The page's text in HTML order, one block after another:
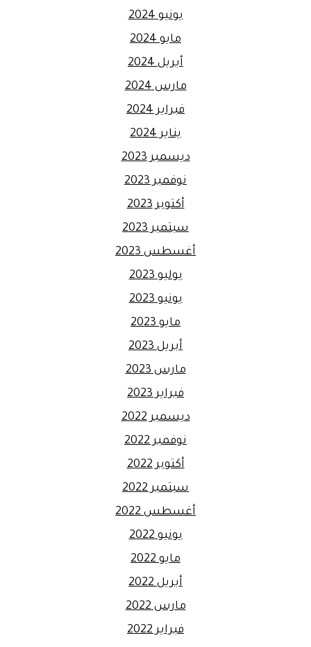
يونيو 2024
مايو 2024
أبريل 2024
مارس 2024
فبراير 2024
يناير 2024
ديسمبر 2023
نوفمبر 2023
أكتوبر 2023
سبتمبر 2023
أغسطس 2023
يوليو 2023
يونيو 2023
مايو 2023
أبريل 2023
مارس 2023
فبراير 2023
ديسمبر 2022
نوفمبر 2022
أكتوبر 2022
سبتمبر 2022
أغسطس 2022
يونيو 2022
مايو 2022
أبريل 2022
مارس 2022
فبراير 2022